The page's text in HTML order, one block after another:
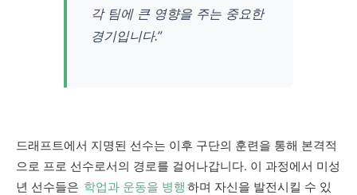
각 팀에 큰 영향을 주는 중요한
경기입니다.”
드래프트에서 지명된 선수는 이후 구단의 훈련을 통해 본격적
으로 프로 선수로서의 경로를 걸어나갑니다. 이 과정에서 미성
년 선수들은 학업과 운동을 병행 하며 자신을 발전시킬 수 있